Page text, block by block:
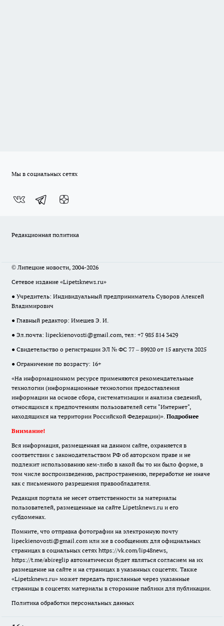
Мы в социальных сетях
Редакционная политика
© Липецкие новости, 2004-2026
Сетевое издание «Lipetsknews.ru»
● Учредитель: Индивидуальный предприниматель Суворов Алексей
Владимирович
● Главный редактор: Имешев Э. И.
● Эл.почта: lipeckienovosti@gmail.com, тел: +7 985 814 3429
● Свидетельство о регистрации ЭЛ № ФС 77 – 89920 от 15 августа 2025
● Ограничение по возрасту: 16+
«На информационном ресурсе применяются рекомендательные
технологии (информационные технологии предоставления
информации на основе сбора, систематизации и анализа сведений,
относящихся к предпочтениям пользователей сети "Интернет",
находящихся на территории Российской Федерации)». Подробнее
Внимание!
Вся информация, размещенная на данном сайте, охраняется в
соответствии с законодательством РФ об авторском праве и не
подлежит использованию кем-либо в какой бы то ни было форме, в
том числе воспроизведению, распространению, переработке не иначе
как с письменного разрешения правообладателя.
Редакция портала не несет ответственности за материалы
пользователей, размещенные на сайте Lipetsknews.ru и его
субдоменах.
Помните, что отправка фотографии на электронную почту
lipeckienovosti@gmail.com или же в сообщениях для официальных
страницах в социальных сетях https://vk.com/lip48news,
https://t.me/abireglip автоматически будет являться согласием на их
размещение на сайте и на страницах в указанных соцсетях. Также
«Lipetsknews.ru» может передать присланные через указанные
страницы в соцсетях материалы в сторонние паблики для публикации.
Политика обработки персональных данных